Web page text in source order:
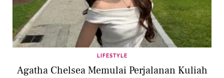
LIFESTYLE
Agatha Chelsea Memulai Perjalanan Kuliah